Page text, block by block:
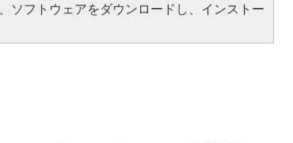
ソフトウェアをダウンロードし、インストー